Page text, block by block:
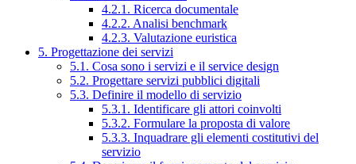
4.2.1. Ricerca documentale
4.2.2. Analisi benchmark
4.2.3. Valutazione euristica
5. Progettazione dei servizi
5.1. Cosa sono i servizi e il service design
5.2. Progettare servizi pubblici digitali
5.3. Definire il modello di servizio
5.3.1. Identificare gli attori coinvolti
5.3.2. Formulare la proposta di valore
5.3.3. Inquadrare gli elementi costitutivi del
servizio